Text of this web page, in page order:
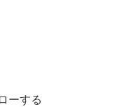
ーする